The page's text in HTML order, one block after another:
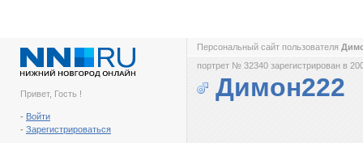
Привет, Гость !
- Войти
- Зарегистрироваться
Персональный сайт пользователя
портрет № 32340 зарегистрирован в
Димон222